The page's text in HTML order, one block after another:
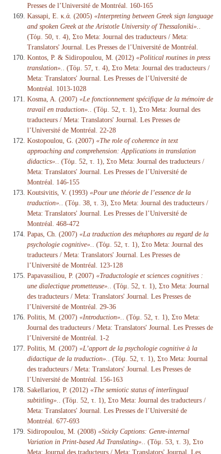
Presses de l’Université de Montréal. 160-165
Kassapi, E. κ.ά. (2005) «Interpreting between Greek sign language
and spoken Greek at the Aristotle University of Thessaloniki».
(Τόμ. 50, τ. 4), Στο Meta: Journal des traducteurs / Meta:
Translators' Journal. Les Presses de l’Université de Montréal.
Kontos, P. & Sidiropoulou, M. (2012) «Political routines in press
translation».
. (Τόμ. 57, τ. 4), Στο Meta: Journal des traducteurs /
Meta: Translators' Journal. Les Presses de l’Université de
Montréal. 1013-1028
Kosma, A. (2007) «Le fonctionnement spécifique de la mémoire de
travail en traduction».
. (Τόμ. 52, τ. 1), Στο Meta: Journal des
traducteurs / Meta: Translators' Journal. Les Presses de
l’Université de Montréal. 22-28
Kostopoulou, G. (2007) «The role of coherence in text
approaching and comprehension: Applications in translation
didactics».
. (Τόμ. 52, τ. 1), Στο Meta: Journal des traducteurs /
Meta: Translators' Journal. Les Presses de l’Université de
Montréal. 146-155
Koutsivitis, V. (1993) «Pour une théorie de l’essence de la
traduction».
. (Τόμ. 38, τ. 3), Στο Meta: Journal des traducteurs /
Meta: Translators' Journal. Les Presses de l’Université de
Montréal. 468-472
Papas, Ch. (2007) «La traduction des métaphores au regard de la
psychologie cognitive».
. (Τόμ. 52, τ. 1), Στο Meta: Journal des
traducteurs / Meta: Translators' Journal. Les Presses de
l’Université de Montréal. 123-128
Papavassiliou, P. (2007) «Traductologie et sciences cognitives :
une dialectique prometteuse».
. (Τόμ. 52, τ. 1), Στο Meta: Journal
des traducteurs / Meta: Translators' Journal. Les Presses de
l’Université de Montréal. 29-36
Politis, M. (2007) «Introduction».
. (Τόμ. 52, τ. 1), Στο Meta:
Journal des traducteurs / Meta: Translators' Journal. Les Presses de
l’Université de Montréal. 1-2
Politis, M. (2007) «L’apport de la psychologie cognitive à la
didactique de la traduction».
. (Τόμ. 52, τ. 1), Στο Meta: Journal
des traducteurs / Meta: Translators' Journal. Les Presses de
l’Université de Montréal. 156-163
Sakellariou, P. (2012) «The semiotic status of interlingual
subtitling».
. (Τόμ. 52, τ. 1), Στο Meta: Journal des traducteurs /
Meta: Translators' Journal. Les Presses de l’Université de
Montréal. 677-693
Sidiropoulou, M. (2008) «Sticky Captions: Genre-internal
Variation in Print-based Ad Translating».
. (Τόμ. 53, τ. 3), Στο
Meta: Journal des traducteurs / Meta: Translators' Journal. Les